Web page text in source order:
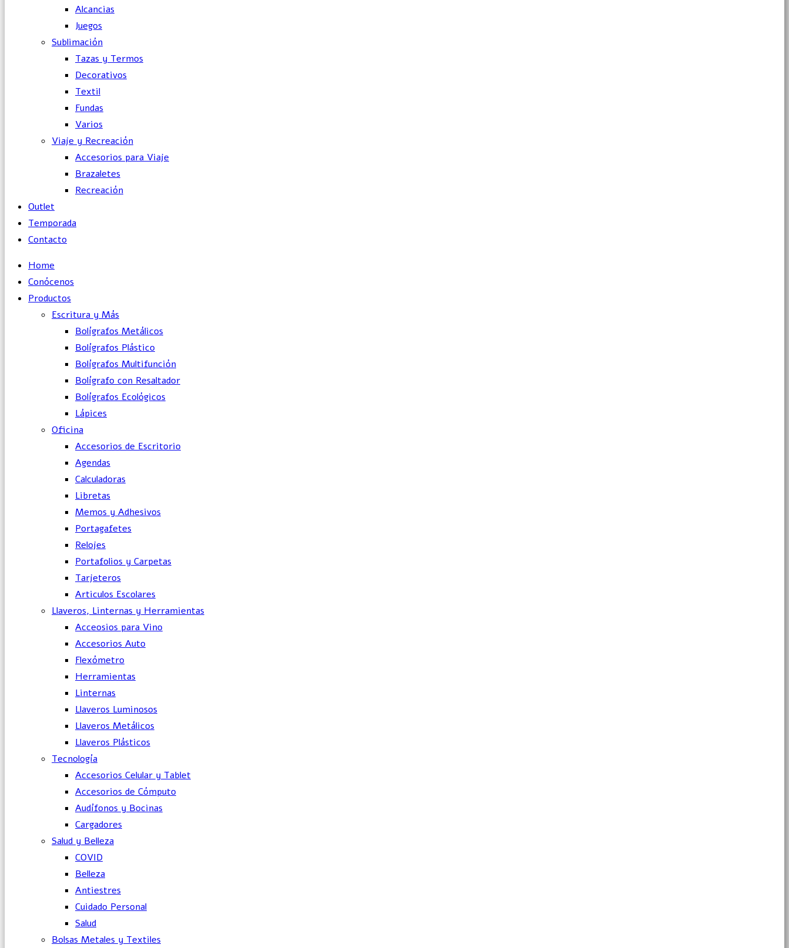
Alcancias
Juegos
Sublimación
Tazas y Termos
Decorativos
Textil
Fundas
Varios
Viaje y Recreación
Accesorios para Viaje
Brazaletes
Recreación
Outlet
Temporada
Contacto
Home
Conócenos
Productos
Escritura y Más
Bolígrafos Metálicos
Bolígrafos Plástico
Bolígrafos Multifunción
Bolígrafo con Resaltador
Bolígrafos Ecológicos
Lápices
Oficina
Accesorios de Escritorio
Agendas
Calculadoras
Libretas
Memos y Adhesivos
Portagafetes
Relojes
Portafolios y Carpetas
Tarjeteros
Articulos Escolares
Llaveros, Linternas y Herramientas
Acceosios para Vino
Accesorios Auto
Flexómetro
Herramientas
Linternas
Llaveros Luminosos
Llaveros Metálicos
Llaveros Plásticos
Tecnología
Accesorios Celular y Tablet
Accesorios de Cómputo
Audífonos y Bocinas
Cargadores
Salud y Belleza
COVID
Belleza
Antiestres
Cuidado Personal
Salud
Bolsas Metales y Textiles